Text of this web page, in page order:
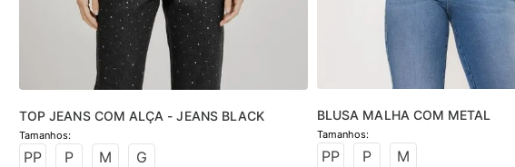
TOP JEANS COM ALÇA - JEANS BLACK
PP P M G
BLUSA MALHA COM METAL
PP P
M